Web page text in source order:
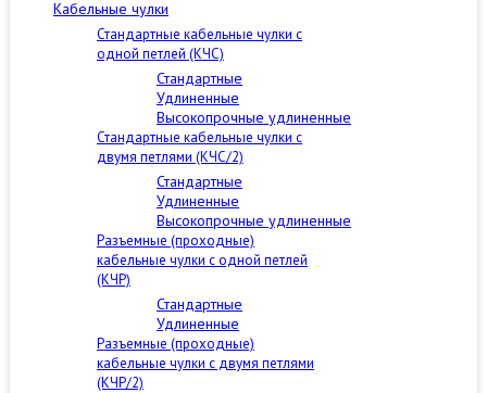
Кабельные чулки
Стандартные кабельные чулки c
одной петлей (КЧС)
Стандартные
Удлиненные
Высокопрочные удлиненные
Стандартные кабельные чулки с
двумя петлями (КЧС/2)
Стандартные
Удлиненные
Высокопрочные удлиненные
Разъемные (проходные)
кабельные чулки с одной петлей
(КЧР)
Стандартные
Удлиненные
Разъемные (проходные)
кабельные чулки с двумя петлями
(КЧР/2)